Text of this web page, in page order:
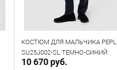
КОСТЮМ ДЛЯ МАЛЬЧИКА
SU25J002-SL ТЕМНО-СИНИЙ
10 670 руб.